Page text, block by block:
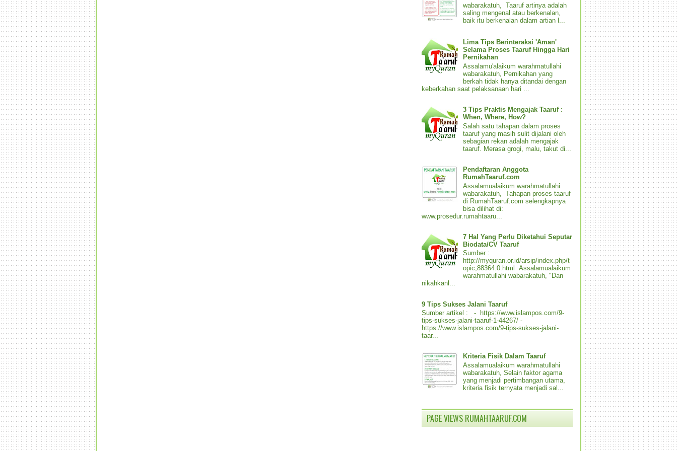
wabarakatuh, Taaruf artinya adalah
saling mengenal atau berkenalan,
baik itu berkenalan dalam artian l...
Lima Tips Berinteraksi 'Aman'
Selama Proses Taaruf Hingga Hari
Pernikahan
Assalamu'alaikum warahmatullahi
wabarakatuh, Pernikahan yang
berkah tidak hanya ditandai dengan
keberkahan saat pelaksanaan hari ...
3 Tips Praktis Mengajak Taaruf :
When, Where, How?
Salah satu tahapan dalam proses
taaruf yang masih sulit dijalani oleh
sebagian rekan adalah mengajak
taaruf. Merasa grogi, malu, takut di...
Pendaftaran Anggota
RumahTaaruf.com
Assalamualaikum warahmatullahi
wabarakatuh, Tahapan proses taaruf
di RumahTaaruf.com selengkapnya
bisa dilihat di:
www.prosedur.rumahtaaru...
7 Hal Yang Perlu Diketahui Seputar
Biodata/CV Taaruf
Sumber :
http://myquran.or.id/arsip/index.php/t
opic,88364.0.html Assalamualaikum
warahmatullahi wabarakatuh, "Dan
nikahkanl...
9 Tips Sukses Jalani Taaruf
Sumber artikel : - https://www.islampos.com/9-
tips-sukses-jalani-taaruf-1-44267/ -
https://www.islampos.com/9-tips-sukses-jalani-
taar...
Kriteria Fisik Dalam Taaruf
Assalamualaikum warahmatullahi
wabarakatuh, Selain faktor agama
yang menjadi pertimbangan utama,
kriteria fisik ternyata menjadi sal...
PAGE VIEWS RUMAHTAARUF.COM